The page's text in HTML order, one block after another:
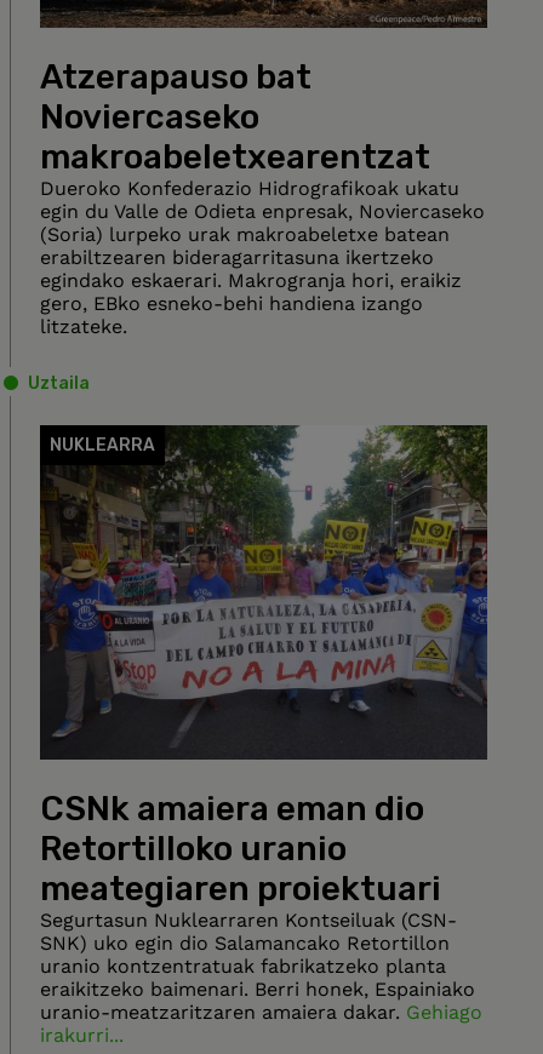
Atzerapauso bat
Noviercaseko
makroabeletxearentzat
Dueroko Konfederazio Hidrografikoak ukatu
egin du Valle de Odieta enpresak, Noviercaseko
(Soria) lurpeko urak makroabeletxe batean
erabiltzearen bideragarritasuna ikertzeko
egindako eskaerari. Makrogranja hori, eraikiz
gero, EBko esneko-behi handiena izango
litzateke.
Uztaila
NUKLEARRA
CSNk amaiera eman dio
Retortilloko uranio
meategiaren proiektuari
Segurtasun Nuklearraren Kontseiluak (CSN-
SNK) uko egin dio Salamancako Retortillon
uranio kontzentratuak fabrikatzeko planta
eraikitzeko baimenari. Berri honek, Espainiako
uranio-meatzaritzaren amaiera dakar. Gehiago
irakurri...